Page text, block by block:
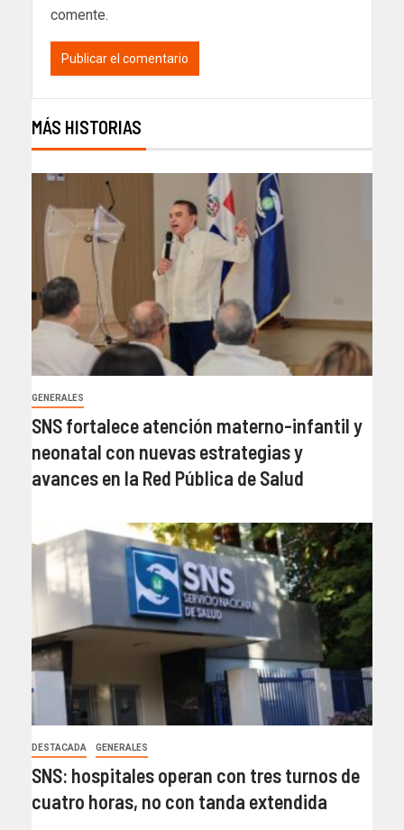
comente.
MÁS HISTORIAS
GENERALES
SNS fortalece atención materno-infantil y
neonatal con nuevas estrategias y
avances en la Red Pública de Salud
DESTACADA GENERALES
SNS: hospitales operan con tres turnos de
cuatro horas, no con tanda extendida